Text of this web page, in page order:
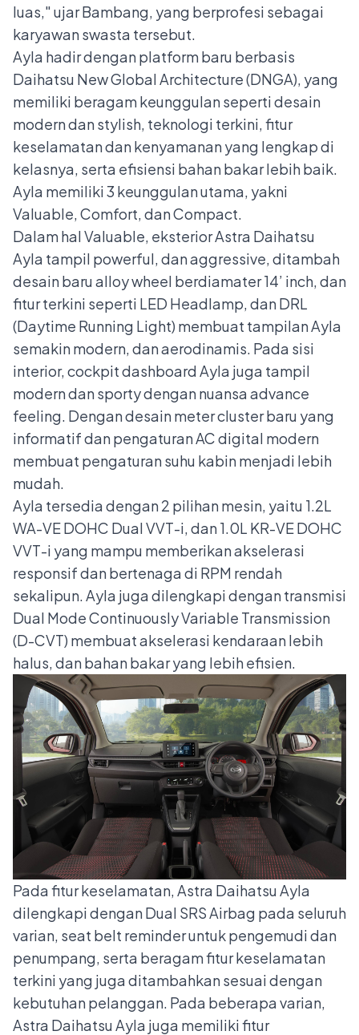
luas," ujar Bambang, yang berprofesi sebagai
karyawan swasta tersebut.
Ayla hadir dengan platform baru berbasis
Daihatsu New Global Architecture (DNGA), yang
memiliki beragam keunggulan seperti desain
modern dan stylish, teknologi terkini, fitur
keselamatan dan kenyamanan yang lengkap di
kelasnya, serta efisiensi bahan bakar lebih baik.
Ayla memiliki 3 keunggulan utama, yakni
Valuable, Comfort, dan Compact.
Dalam hal Valuable, eksterior Astra Daihatsu
Ayla tampil powerful, dan aggressive, ditambah
desain baru alloy wheel berdiamater 14’ inch, dan
fitur terkini seperti LED Headlamp, dan DRL
(Daytime Running Light) membuat tampilan Ayla
semakin modern, dan aerodinamis. Pada sisi
interior, cockpit dashboard Ayla juga tampil
modern dan sporty dengan nuansa advance
feeling. Dengan desain meter cluster baru yang
informatif dan pengaturan AC digital modern
membuat pengaturan suhu kabin menjadi lebih
mudah.
Ayla tersedia dengan 2 pilihan mesin, yaitu 1.2L
WA-VE DOHC Dual VVT-i, dan 1.0L KR-VE DOHC
VVT-i yang mampu memberikan akselerasi
responsif dan bertenaga di RPM rendah
sekalipun. Ayla juga dilengkapi dengan transmisi
Dual Mode Continuously Variable Transmission
(D-CVT) membuat akselerasi kendaraan lebih
halus, dan bahan bakar yang lebih efisien.
Pada fitur keselamatan, Astra Daihatsu Ayla
dilengkapi dengan Dual SRS Airbag pada seluruh
varian, seat belt reminder untuk pengemudi dan
penumpang, serta beragam fitur keselamatan
terkini yang juga ditambahkan sesuai dengan
kebutuhan pelanggan. Pada beberapa varian,
Astra Daihatsu Ayla juga memiliki fitur